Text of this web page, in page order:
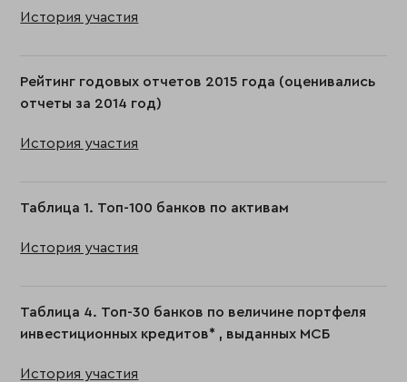
История участия
Рейтинг годовых отчетов 2015 года (оценивались
отчеты за 2014 год)
История участия
Таблица 1. Топ-100 банков по активам
История участия
Таблица 4. Топ-30 банков по величине портфеля
инвестиционных кредитов* , выданных МСБ
История участия